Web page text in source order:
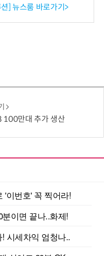
] 뉴스룸 바로가기>
100만대 추가 생산